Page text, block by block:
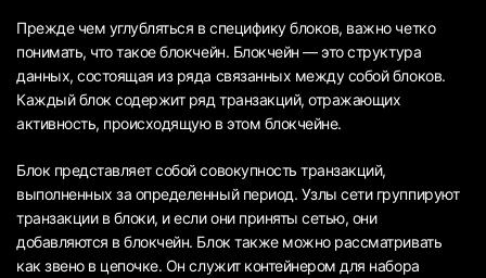
Прежде чем углубляться в специфику блоков, важно четко
понимать, что такое блокчейн. Блокчейн — это структура
данных, состоящая из ряда связанных между собой блоков.
Каждый блок содержит ряд транзакций, отражающих
активность, происходящую в этом блокчейне.
Блок представляет собой совокупность транзакций,
выполненных за определенный период. Узлы сети группируют
транзакции в блоки, и если они приняты сетью, они
добавляются в блокчейн. Блок также можно рассматривать
как звено в цепочке. Он служит контейнером для набора